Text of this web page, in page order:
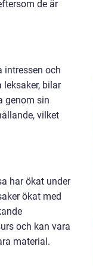
de är
intressen och
leksaker, bilar
genom sin
vilket
har ökat under
ökat med
och kan vara
material.